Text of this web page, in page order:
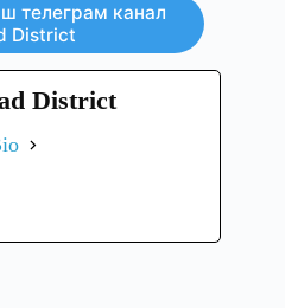
телеграм канал
District
District